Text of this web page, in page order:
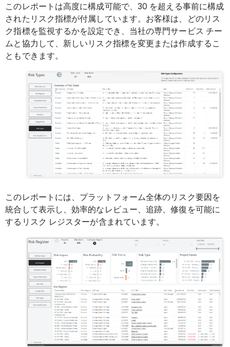
このレポートは高度に構成可能で、30 を超える事前に構成
されたリスク指標が付属しています。お客様は、どのリス
ク指標を監視するかを設定でき、当社の専門サービス チー
ムと協力して、新しいリスク指標を変更または作成するこ
ともできます。
このレポートには、プラットフォーム全体のリスク要因を
統合して表示し、効率的なレビュー、追跡、修復を可能に
するリスク レジスターが含まれています。